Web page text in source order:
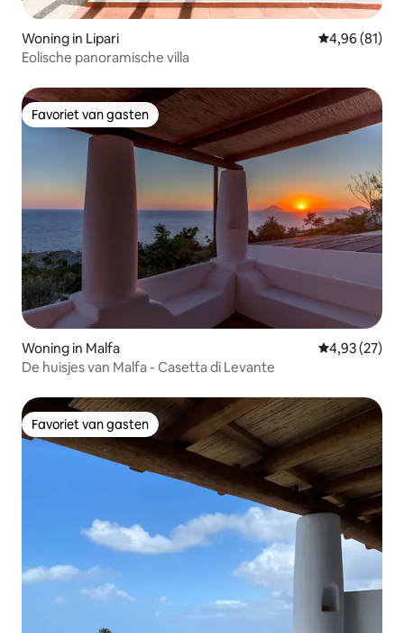
Woning in Lipari Gemiddelde
4,96 (81)
Eolische panoramische villa
Favoriet van gasten
Favoriet van gasten
Woning in Malfa Gemiddelde
4,93 (27)
De huisjes van Malfa - Casetta di Levante
Favoriet van gasten
Favoriet van gasten